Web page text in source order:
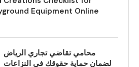
Equipment Online
محامي تقاضي تجاري الرياض
لضمان حماية حقوقك في النزاعات